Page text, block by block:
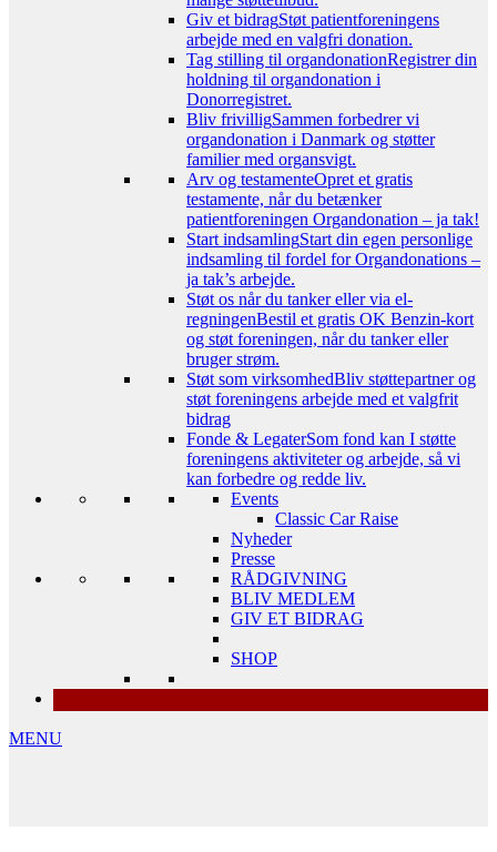
Giv et bidragStøt patientforeningens
arbejde med en valgfri donation.
Tag stilling til organdonationRegistrer din
holdning til organdonation i
Donorregistret.
Bliv frivilligSammen forbedrer vi
organdonation i Danmark og støtter
familier med organsvigt.
Arv og testamenteOpret et gratis
testamente, når du betænker
patientforeningen Organdonation – ja tak!
Start indsamlingStart din egen personlige
indsamling til fordel for Organdonations –
ja tak’s arbejde.
Støt os når du tanker eller via el-
regningenBestil et gratis OK Benzin-kort
og støt foreningen, når du tanker eller
bruger strøm.
Støt som virksomhedBliv støttepartner og
støt foreningens arbejde med et valgfrit
bidrag
Fonde & LegaterSom fond kan I støtte
foreningens aktiviteter og arbejde, så vi
kan forbedre og redde liv.
Events
Classic Car Raise
Nyheder
Presse
RÅDGIVNING
BLIV MEDLEM
GIV ET BIDRAG
SHOP
MENU